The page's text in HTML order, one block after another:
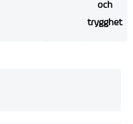
och
trygghet